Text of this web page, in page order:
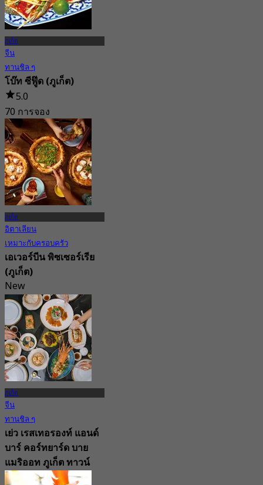
ภูเก็ต
จีน
ทานชิล ๆ
โบ๊ท ซีฟู๊ด (ภูเก็ต)
5.0
70 การจอง
จาก฿ 483.33
ภูเก็ต
อิตาเลียน
เหมาะกับครอบครัว
เอเวอร์บีน พิซเซอร์เรีย
(ภูเก็ต)
New
4.7
จาก฿ 336.33
ภูเก็ต
จีน
ทานชิล ๆ
เย่ว เรสเทอรองท์ แอนด์
บาร์ คอร์ทยาร์ด บาย
แมริออท ภูเก็ต ทาวน์
(ภูเก็ต)